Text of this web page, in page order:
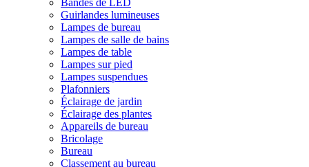
Bandes de LED
Guirlandes lumineuses
Lampes de bureau
Lampes de salle de bains
Lampes de table
Lampes sur pied
Lampes suspendues
Plafonniers
Éclairage de jardin
Éclairage des plantes
Appareils de bureau
Bricolage
Bureau
Classement au bureau